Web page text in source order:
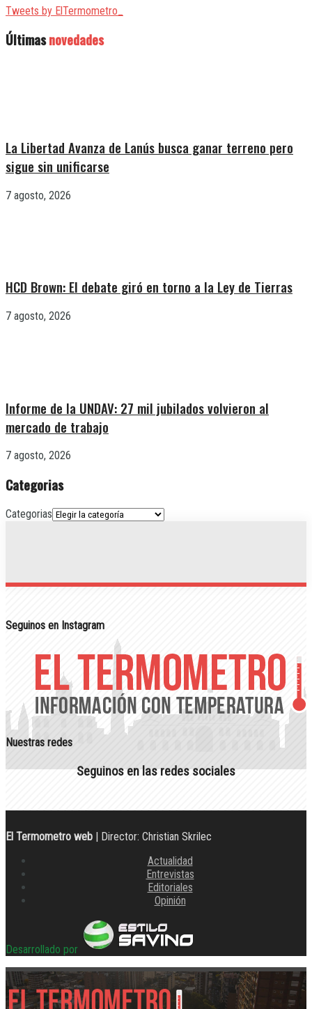
Tweets by ElTermometro_
Últimasnovedades
La Libertad Avanza de Lanús busca ganar terreno pero
sigue sin unificarse
7 agosto, 2026
HCD Brown: El debate giró en torno a la Ley de Tierras
7 agosto, 2026
Informe de la UNDAV: 27 mil jubilados volvieron al
mercado de trabajo
7 agosto, 2026
Categorias
Categorias
Seguinos en Instagram
Nuestras redes
Seguinos en las redes sociales
El Termometro web | Director: Christian Skrilec
Actualidad
Entrevistas
Editoriales
Opinión
Desarrollado por